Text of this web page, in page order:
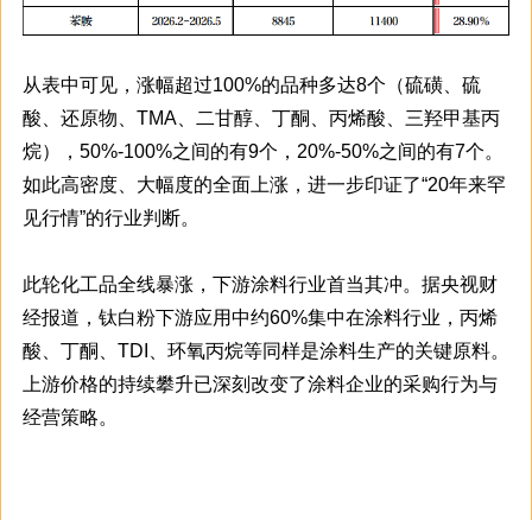
从表中可见，涨幅超过100%的品种多达8个（硫磺、硫
酸、还原物、TMA、二甘醇、丁酮、丙烯酸、三羟甲基丙
烷），50%-100%之间的有9个，20%-50%之间的有7个。
如此高密度、大幅度的全面上涨，进一步印证了“20年来罕
见行情”的行业判断。
此轮化工品全线暴涨，下游涂料行业首当其冲。据央视财
经报道，钛白粉下游应用中约60%集中在涂料行业，丙烯
酸、丁酮、TDI、环氧丙烷等同样是涂料生产的关键原料。
上游价格的持续攀升已深刻改变了涂料企业的采购行为与
经营策略。